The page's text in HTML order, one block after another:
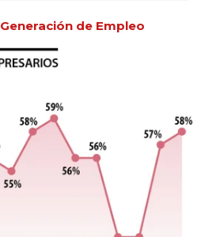
Generación de Empleo